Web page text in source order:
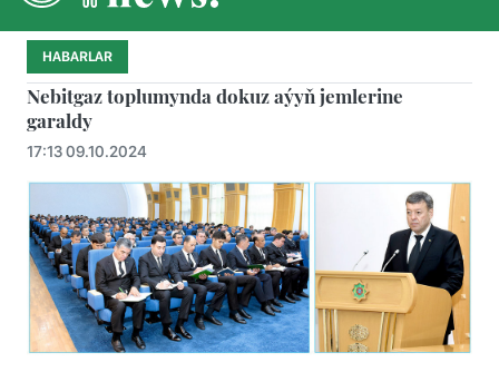
HABARLAR
Nebitgaz toplumynda dokuz aýyň jemlerine
garaldy
17:13 09.10.2024